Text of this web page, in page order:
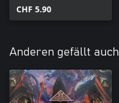
CHF 5.90
Anderen gefällt auch